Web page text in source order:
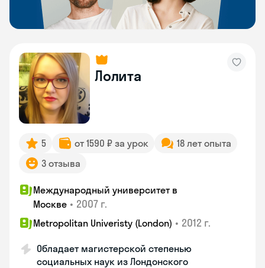
Лолита
5 от 1590 ₽ за урок
18 лет опыта
3 отзыва
Международный университет в
Москве • 2007 г.
Metropolitan Univeristy (London) • 2012 г.
Обладает магистерской степенью
социальных наук из Лондонского